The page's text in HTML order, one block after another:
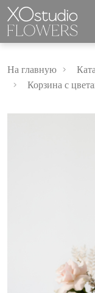
На главную
Корзина с